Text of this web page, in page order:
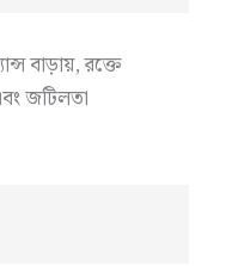
বাড়ায়, রক্তে
জটিলতা